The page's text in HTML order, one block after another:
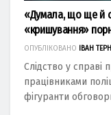
«Думала, що ще й
«кришування»
ОПУБЛІКОВАНО ІВАН
Слідство у справі
працівниками
фігуранти